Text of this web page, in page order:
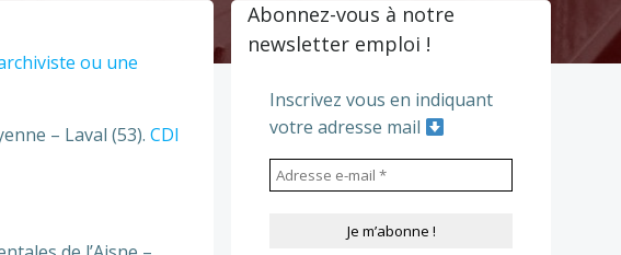
ou une
– Laval (53). CDI
Abonnez-vous à notre
newsletter emploi !
Inscrivez vous en indiquant
votre adresse mail